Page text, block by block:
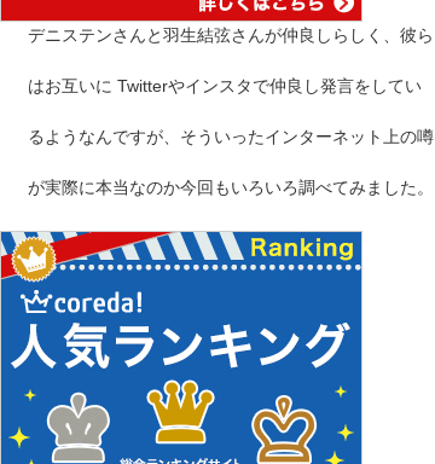
デニステンさんと羽生結弦さんが仲良しらしく、彼ら
はお互いに Twitterやインスタで仲良し発言をしてい
るようなんですが、そういったインターネット上の噂
が実際に本当なのか今回もいろいろ調べてみました。